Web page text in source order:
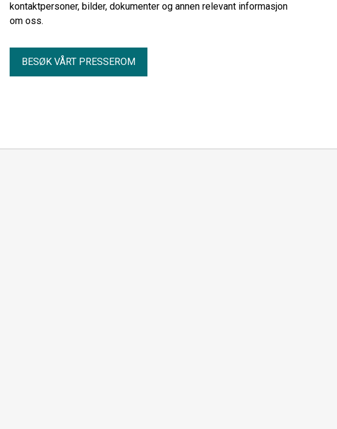
kontaktpersoner, bilder, dokumenter og annen relevant informasjon
om oss.
BESØK VÅRT PRESSEROM